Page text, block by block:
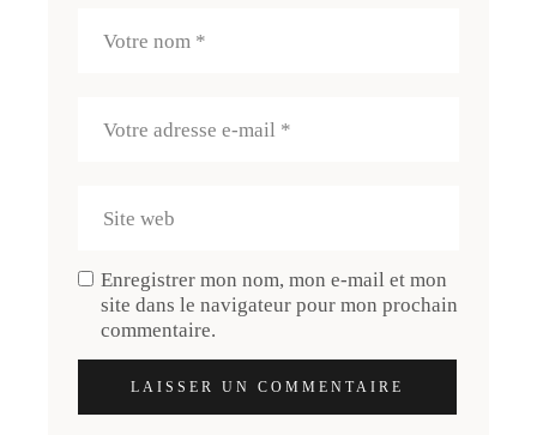
Enregistrer mon nom, mon e-mail et mon
site dans le navigateur pour mon prochain
commentaire.
LAISSER UN COMMENTAIRE